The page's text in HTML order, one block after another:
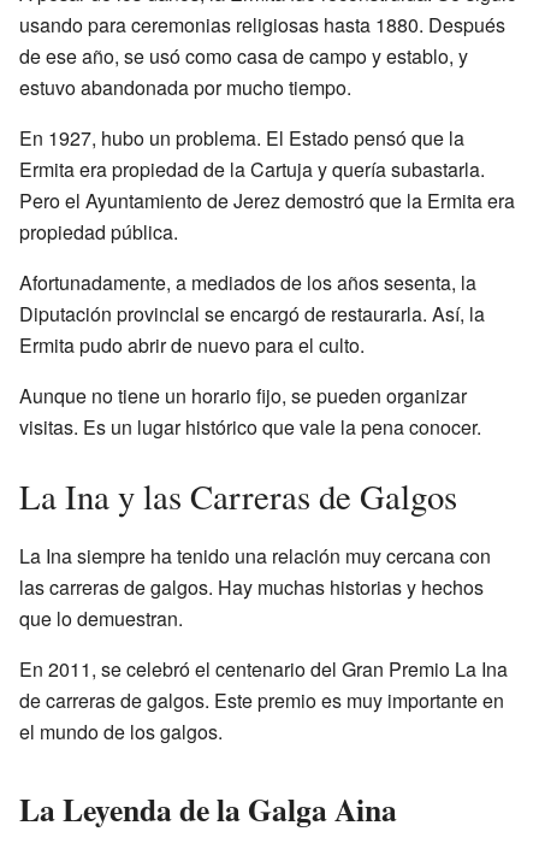
usando para ceremonias religiosas hasta 1880. Después
de ese año, se usó como casa de campo y establo, y
estuvo abandonada por mucho tiempo.
En 1927, hubo un problema. El Estado pensó que la
Ermita era propiedad de la Cartuja y quería subastarla.
Pero el Ayuntamiento de Jerez demostró que la Ermita era
propiedad pública.
Afortunadamente, a mediados de los años sesenta, la
Diputación provincial se encargó de restaurarla. Así, la
Ermita pudo abrir de nuevo para el culto.
Aunque no tiene un horario fijo, se pueden organizar
visitas. Es un lugar histórico que vale la pena conocer.
La Ina y las Carreras de Galgos
La Ina siempre ha tenido una relación muy cercana con
las carreras de galgos. Hay muchas historias y hechos
que lo demuestran.
En 2011, se celebró el centenario del Gran Premio La Ina
de carreras de galgos. Este premio es muy importante en
el mundo de los galgos.
La Leyenda de la Galga Aina